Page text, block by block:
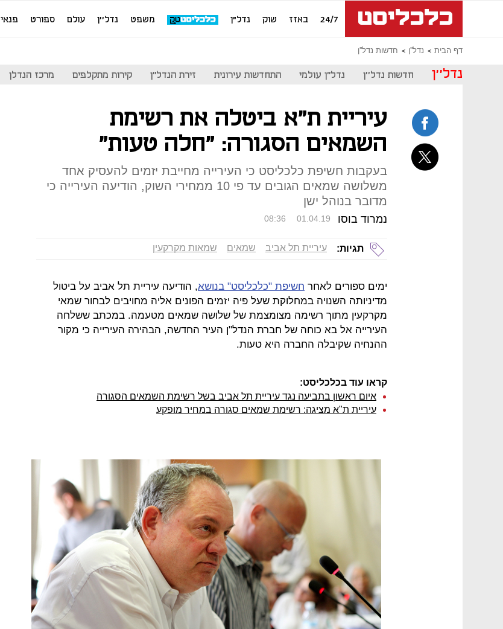
24/7 באזז שוק נדל"ן משפט נדל''ן עולם ספורט פנאי
דף הבית נדל''ן חדשות נדל''ן
נדל''ן חדשות נדל''ן נדל"ן עולמי התחדשות עירונית זירת הנדל"ן קירות מתקלפים מרכז הנדלן
עיריית ת"א ביטלה את רשימת
השמאים הסגורה: "חלה טעות"
בעקבות חשיפת כלכליסט כי העירייה מחייבת יזמים להעסיק אחד
משלושה שמאים הגובים עד פי 10 ממחירי השוק, הודיעה העירייה כי
מדובר בנוהל ישן
נמרוד בוסו 08:36 01.04.19
תגיות: עיריית תל אביב שמאים שמאות מקרקעין
ימים ספורים לאחר חשיפת "כלכליסט" בנושא, הודיעה עיריית תל אביב על ביטול
מדיניותה השנויה במחלוקת שעל פיה יזמים הפונים אליה מחויבים לבחור שמאי
מקרקעין מתוך רשימה מצומצמת של שלושה שמאים מטעמה. במכתב ששלחה
העירייה אל בא כוחה של חברת הנדל"ן העיר החדשה, הבהירה העירייה כי מקור
ההנחיה שקיבלה החברה היא טעות.
קראו עוד בכלכליסט:
איום ראשון בתביעה נגד עיריית תל אביב בשל רשימת השמאים הסגורה
עיריית ת"א מציגה: רשימת שמאים סגורה במחיר מופקע